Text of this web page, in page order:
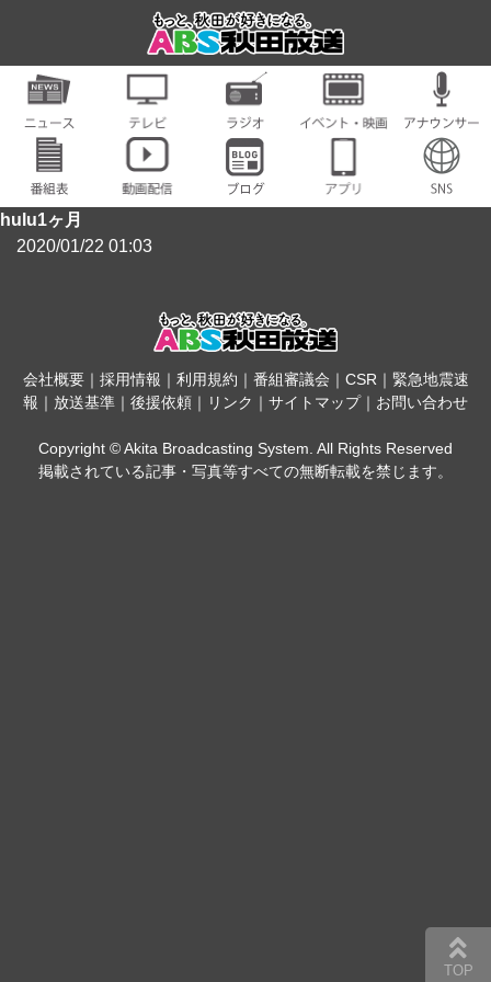
hulu1ヶ月
2020/01/22 01:03
会社概要｜ 採用情報 ｜ 利用規約 ｜ 番組審議会 ｜ CSR｜ 緊急地震速
報 ｜ 放送基準 ｜ 後援依頼 ｜ リンク ｜ サイトマップ｜ お問い合わせ
Copyright © Akita Broadcasting System. All Rights Reserved
掲載されている記事・写真等すべての無断転載を禁じます。